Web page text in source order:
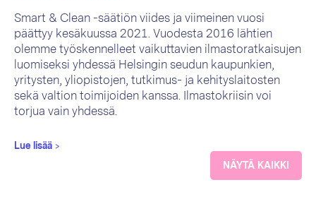
Smart & Clean -säätiön viides ja viimeinen vuosi
päättyy kesäkuussa 2021. Vuodesta 2016 lähtien
olemme työskennelleet vaikuttavien ilmastoratkaisujen
luomiseksi yhdessä Helsingin seudun kaupunkien,
yritysten, yliopistojen, tutkimus- ja kehityslaitosten
sekä valtion toimijoiden kanssa. Ilmastokriisin voi
torjua vain yhdessä.
Lue lisää >
NÄYTÄ KAIKKI